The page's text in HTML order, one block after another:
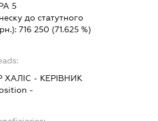
5
до статутного
716 250 (71.625 %)
ХАЛІС - КЕРІВНИК
-